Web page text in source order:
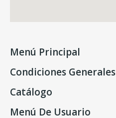
Menú Principal
Condiciones Generales
Catálogo
Menú De Usuario